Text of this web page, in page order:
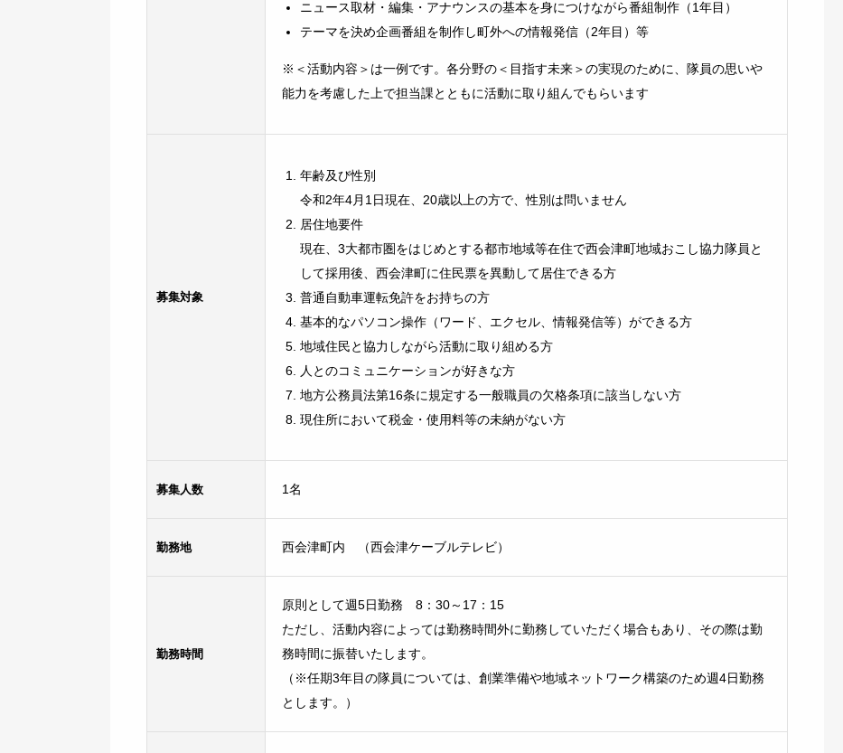
ニュース取材・編集・アナウンスの基本を身につけながら番組制作（1年目）
テーマを決め企画番組を制作し町外への情報発信（2年目）等
※＜活動内容＞は一例です。各分野の＜目指す未来＞の実現のために、隊員の思いや
能力を考慮した上で担当課とともに活動に取り組んでもらいます
募集対象
年齢及び性別
令和2年4月1日現在、20歳以上の方で、性別は問いません
居住地要件
現在、3大都市圏をはじめとする都市地域等在住で西会津町地域おこし協力隊員と
して採用後、西会津町に住民票を異動して居住できる方
普通自動車運転免許をお持ちの方
基本的なパソコン操作（ワード、エクセル、情報発信等）ができる方
地域住民と協力しながら活動に取り組める方
人とのコミュニケーションが好きな方
地方公務員法第16条に規定する一般職員の欠格条項に該当しない方
現住所において税金・使用料等の未納がない方
募集人数 1名
勤務地 西会津町内 （西会津ケーブルテレビ）
勤務時間
原則として週5日勤務 8：30～17：15
ただし、活動内容によっては勤務時間外に勤務していただく場合もあり、その際は勤
務時間に振替いたします。
（※任期3年目の隊員については、創業準備や地域ネットワーク構築のため週4日勤務
とします。）